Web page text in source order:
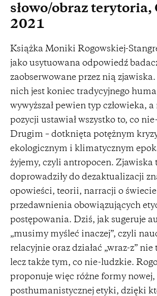
słowo/obraz terytoria,
2021
Książka Moniki Rogowskiej-
jako usytuowana odpowiedź
zaobserwowane przez nią
nich jest koniec tradycyjnego
wywyższał pewien typ człowieka, a
pozycji ustawiał wszystko to, co
Drugim – dotknięta potężnym
ekologicznym i klimatycznym
żyjemy, czyli antropocen. Zjawiska
doprowadziły do dezaktualizacji
opowieści, teorii, narracji o
przedawnienia obowiązujących
postępowania. Dziś, jak sugeruje
„musimy myśleć inaczej”, czyli
relacyjnie oraz działać „wraz-z”
lecz także tym, co nie-ludzkie.
proponuje więc różne formy nowej,
posthumanistycznej etyki, dzięki